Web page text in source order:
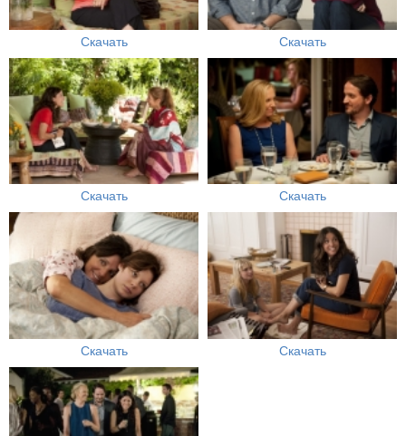
Скачать Скачать
Скачать Скачать
Скачать Скачать